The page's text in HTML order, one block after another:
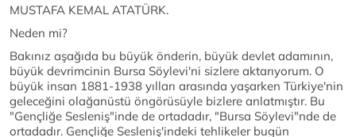
MUSTAFA KEMAL ATATÜRK.
Neden mi?
Bakınız aşağıda bu büyük önderin, büyük devlet adamının,
büyük devrimcinin Bursa Söylevi'ni sizlere aktarıyorum. O
büyük insan 1881-1938 yılları arasında yaşarken Türkiye'nin
geleceğini olağanüstü öngörüsüyle bizlere anlatmıştır. Bu
"Gençliğe Sesleniş"inde de ortadadır, "Bursa Söylevi"nde de
ortadadır. Gençliğe Sesleniş'indeki tehlikeler bugün